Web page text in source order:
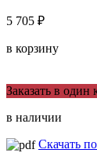
5 705 ₽
в корзину
Заказать в один
в наличии
Скачать